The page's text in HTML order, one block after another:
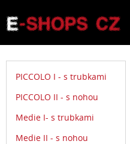
PICCOLO I - s trubkami
PICCOLO II - s nohou
Medie I- s trubkami
Medie II - s nohou